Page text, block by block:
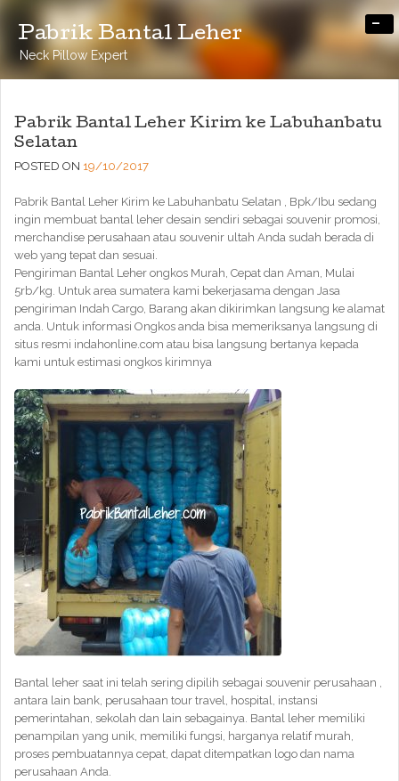
Pabrik Bantal Leher
Neck Pillow Expert
-
Pabrik Bantal Leher Kirim ke Labuhanbatu
Selatan
POSTED ON 19/10/2017
Pabrik Bantal Leher Kirim ke Labuhanbatu Selatan , Bpk/Ibu sedang
ingin membuat bantal leher desain sendiri sebagai souvenir promosi,
merchandise perusahaan atau souvenir ultah Anda sudah berada di
web yang tepat dan sesuai.
Pengiriman Bantal Leher ongkos Murah, Cepat dan Aman, Mulai
5rb/kg. Untuk area sumatera kami bekerjasama dengan Jasa
pengiriman Indah Cargo, Barang akan dikirimkan langsung ke alamat
anda. Untuk informasi Ongkos anda bisa memeriksanya langsung di
situs resmi indahonline.com atau bisa langsung bertanya kepada
kami untuk estimasi ongkos kirimnya
Bantal leher saat ini telah sering dipilih sebagai souvenir perusahaan ,
antara lain bank, perusahaan tour travel, hospital, instansi
pemerintahan, sekolah dan lain sebagainya. Bantal leher memiliki
penampilan yang unik, memiliki fungsi, harganya relatif murah,
proses pembuatannya cepat, dapat ditempatkan logo dan nama
perusahaan Anda.